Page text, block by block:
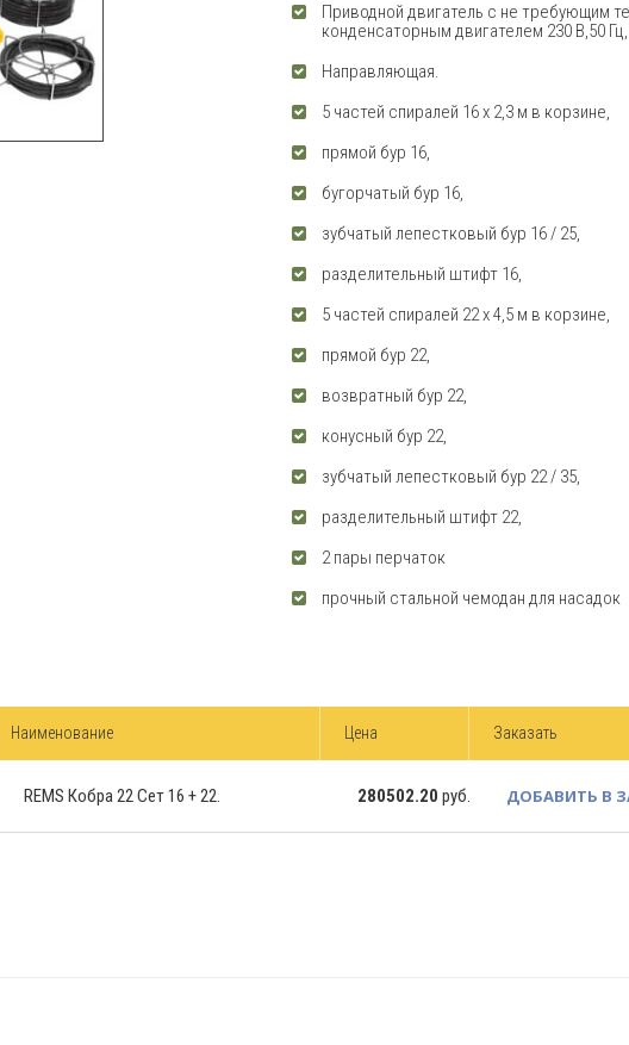
Приводной двигатель с не требующим
конденсаторным двигателем 230 В,50
Направляющая.
5 частей спиралей 16 х 2,3 м в корзине,
прямой бур 16,
бугорчатый бур 16,
зубчатый лепестковый бур 16 / 25,
разделительный штифт 16,
5 частей спиралей 22 х 4,5 м в корзине,
прямой бур 22,
возвратный бур 22,
конусный бур 22,
зубчатый лепестковый бур 22 / 35,
разделительный штифт 22,
2 пары перчаток
прочный стальной чемодан для насадок
Наименование Цена Заказать
REMS Кобра 22 Сет 16 + 22. 280502.20 руб. ДОБАВИТЬ В